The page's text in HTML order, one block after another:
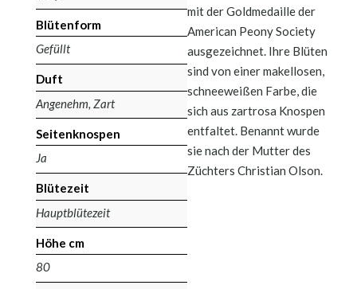
Blütenform
Gefüllt
Duft
Angenehm, Zart
Seitenknospen
Ja
Blütezeit
Hauptblütezeit
Höhe cm
80
mit der Goldmedaille der
American Peony Society
ausgezeichnet. Ihre Blüten
sind von einer makellosen,
schneeweißen Farbe, die
sich aus zartrosa Knospen
entfaltet. Benannt wurde
sie nach der Mutter des
Züchters Christian Olson.